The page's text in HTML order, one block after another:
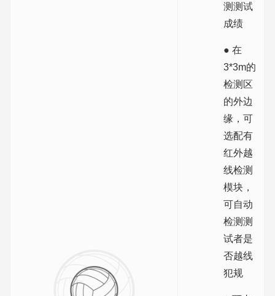
测测试
成绩
● 在
3*3m的
检测区
的外边
缘，可
选配有
红外越
线检测
模块，
可自动
检测测
试者是
否越线
犯规